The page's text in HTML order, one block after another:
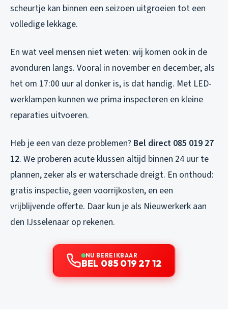
scheurtje kan binnen een seizoen uitgroeien tot een
volledige lekkage.
En wat veel mensen niet weten: wij komen ook in de
avonduren langs. Vooral in november en december, als
het om 17:00 uur al donker is, is dat handig. Met LED-
werklampen kunnen we prima inspecteren en kleine
reparaties uitvoeren.
Heb je een van deze problemen? Bel direct 085 019 27
12. We proberen acute klussen altijd binnen 24 uur te
plannen, zeker als er waterschade dreigt. En onthoud:
gratis inspectie, geen voorrijkosten, en een
vrijblijvende offerte. Daar kun je als Nieuwerkerk aan
den IJsselenaar op rekenen.
NU BEREIKBAAR
BEL 085 019 27 12